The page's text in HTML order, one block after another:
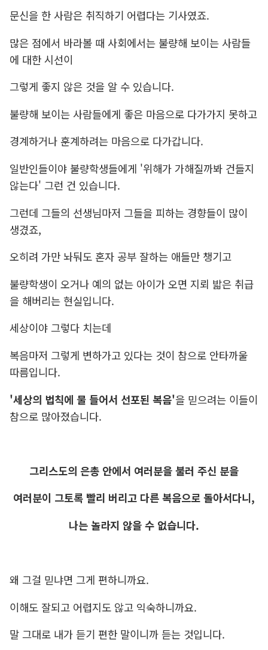
문신을 한 사람은 취직하기 어렵다는 기사였죠.
많은 점에서 바라볼 때 사회에서는 불량해 보이는 사람들
에 대한 시선이
그렇게 좋지 않은 것을 알 수 있습니다.
불량해 보이는 사람들에게 좋은 마음으로 다가가지 못하고
경계하거나 훈계하려는 마음으로 다가갑니다.
일반인들이야 불량학생들에게 '위해가 가해질까봐 건들지
않는다' 그런 건 있습니다.
그런데 그들의 선생님마저 그들을 피하는 경향들이 많이
생겼죠,
오히려 가만 놔둬도 혼자 공부 잘하는 애들만 챙기고
불량학생이 오거나 예의 없는 아이가 오면 지뢰 밟은 취급
을 해버리는 현실입니다.
세상이야 그렇다 치는데
복음마저 그렇게 변하가고 있다는 것이 참으로 안타까울
따름입니다.
'세상의 법칙에 물 들어서 선포된 복음'을 믿으려는 이들이
참으로 많아졌습니다.
그리스도의 은총 안에서 여러분을 불러 주신 분을
여러분이 그토록 빨리 버리고 다른 복음으로 돌아서다니,
나는 놀라지 않을 수 없습니다.
왜 그걸 믿냐면 그게 편하니까요.
이해도 잘되고 어렵지도 않고 익숙하니까요.
말 그대로 내가 듣기 편한 말이니까 듣는 것입니다.